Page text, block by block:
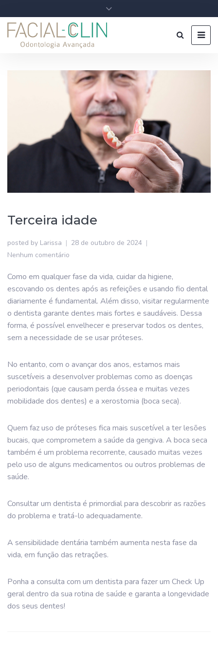
Terceira idade
posted by Larissa
28 de outubro de 2024
Nenhum comentário
Como em qualquer fase da vida, cuidar da higiene,
escovando os dentes após as refeições e usando fio dental
diariamente é fundamental. Além disso, visitar regularmente
o dentista garante dentes mais fortes e saudáveis. Dessa
forma, é possível envelhecer e preservar todos os dentes,
sem a necessidade de se usar próteses.
No entanto, com o avançar dos anos, estamos mais
suscetíveis a desenvolver problemas como as doenças
periodontais (que causam perda óssea e muitas vezes
mobilidade dos dentes) e a xerostomia (boca seca).
Quem faz uso de próteses fica mais suscetível a ter lesões
bucais, que comprometem a saúde da gengiva. A boca seca
também é um problema recorrente, causado muitas vezes
pelo uso de alguns medicamentos ou outros problemas de
saúde.
Consultar um dentista é primordial para descobrir as razões
do problema e tratá-lo adequadamente.
A sensibilidade dentária também aumenta nesta fase da
vida, em função das retrações.
Ponha a consulta com um dentista para fazer um Check Up
geral dentro da sua rotina de saúde e garanta a longevidade
dos seus dentes!